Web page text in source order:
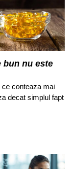
bun nu este
ce conteaza mai
decat simplul fapt